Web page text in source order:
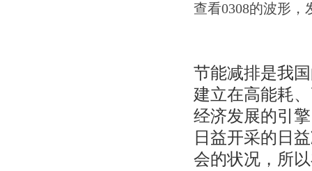
查看0308的波形
节能减排是我
建立在高能耗
经济发展的引
日益开采的日
会的状况，所